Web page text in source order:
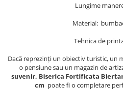
Colonada Imperiala, Buzias
Maramures
Oradea
Colectia "Belle Epoque"
Colectia "Visit Romania"
Lungime
Material:
Tehnica de
Dacă reprezinți un obiectiv turistic, un
o pensiune sau un magazin de
suvenir, Biserica Fortificata
cm poate fi o completare